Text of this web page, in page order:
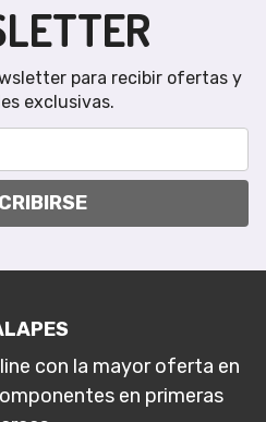
para recibir ofertas y
exclusivas.
con la mayor oferta en
en primeras